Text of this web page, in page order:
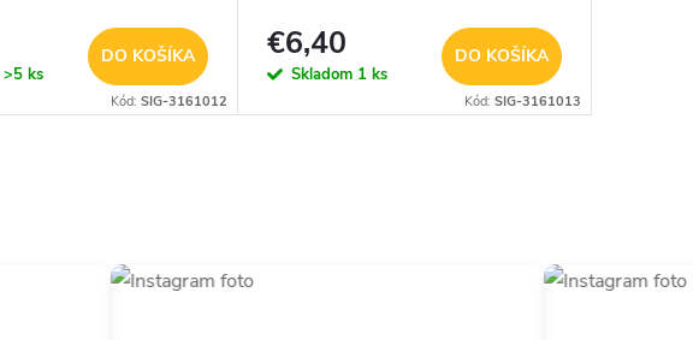
>5 ks
DO KOŠÍKA
Kód: SIG-3161012
€6,40
Skladom 1 ks
DO KOŠÍKA
Kód: SIG-3161013